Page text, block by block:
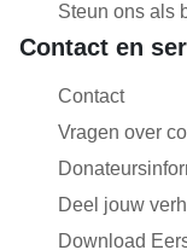
Steun ons als
Contact en
Contact
Vragen over
Deel jouw
Download